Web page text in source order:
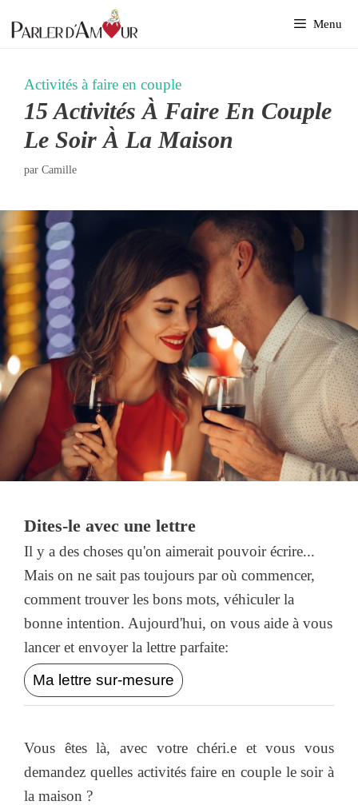
au
Menu
Activités à faire en couple
15 Activités À Faire En Couple
Le Soir À La Maison
par Camille
Dites-le avec une lettre
Il y a des choses qu'on aimerait pouvoir écrire...
Mais on ne sait pas toujours par où commencer,
comment trouver les bons mots, véhiculer la
bonne intention. Aujourd'hui, on vous aide à vous
lancer et envoyer la lettre parfaite:
Ma lettre sur-mesure
Vous êtes là, avec votre chéri.e et vous vous
demandez quelles activités faire en couple le soir à
la maison ?